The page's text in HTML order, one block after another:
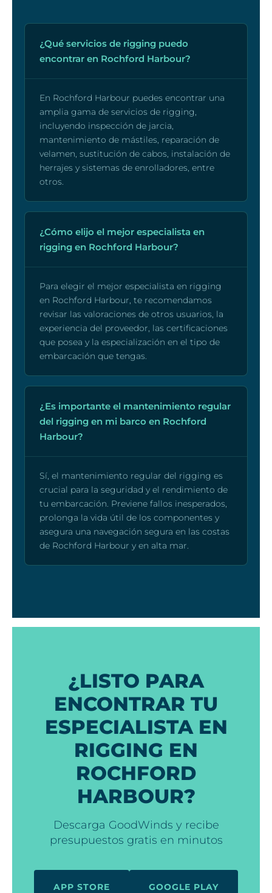
¿Qué servicios de rigging puedo
encontrar en Rochford Harbour?
En Rochford Harbour puedes encontrar una
amplia gama de servicios de rigging,
incluyendo inspección de jarcia,
mantenimiento de mástiles, reparación de
velamen, sustitución de cabos, instalación de
herrajes y sistemas de enrolladores, entre
otros.
¿Cómo elijo el mejor especialista en
rigging en Rochford Harbour?
Para elegir el mejor especialista en rigging
en Rochford Harbour, te recomendamos
revisar las valoraciones de otros usuarios, la
experiencia del proveedor, las certificaciones
que posea y la especialización en el tipo de
embarcación que tengas.
¿Es importante el mantenimiento regular
del rigging en mi barco en Rochford
Harbour?
Sí, el mantenimiento regular del rigging es
crucial para la seguridad y el rendimiento de
tu embarcación. Previene fallos inesperados,
prolonga la vida útil de los componentes y
asegura una navegación segura en las costas
de Rochford Harbour y en alta mar.
¿LISTO PARA
ENCONTRAR TU
ESPECIALISTA EN
RIGGING EN
ROCHFORD
HARBOUR?
Descarga GoodWinds y recibe
presupuestos gratis en minutos
APP STORE GOOGLE PLAY